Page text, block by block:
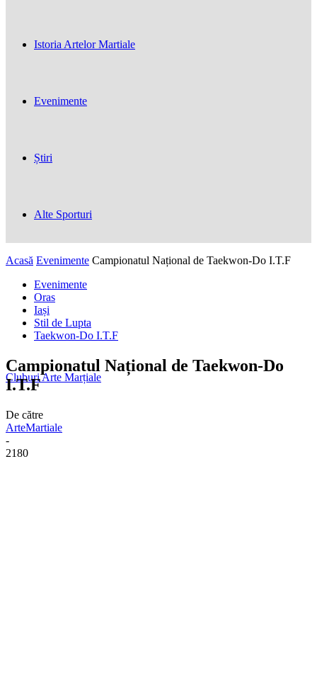
Cluburi Arte Marțiale
Istoria Artelor Martiale
Evenimente
Știri
Alte Sporturi
Acasă Evenimente Campionatul Național de Taekwon-Do I.T.F
Evenimente
Oras
Iași
Stil de Lupta
Taekwon-Do I.T.F
Campionatul Național de Taekwon-Do
I.T.F
De către
ArteMartiale
-
2180